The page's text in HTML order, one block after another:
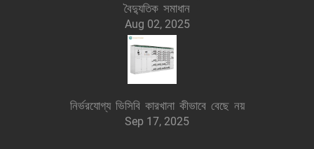
বৈদ্যুতিক সমাধান
Aug 02, 2025
নির্ভরযোগ্য ভিসিবি কারখানা কীভাবে বেছে নয়
Sep 17, 2025